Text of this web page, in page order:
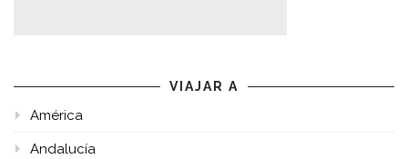
VIAJAR A
América
Andalucía